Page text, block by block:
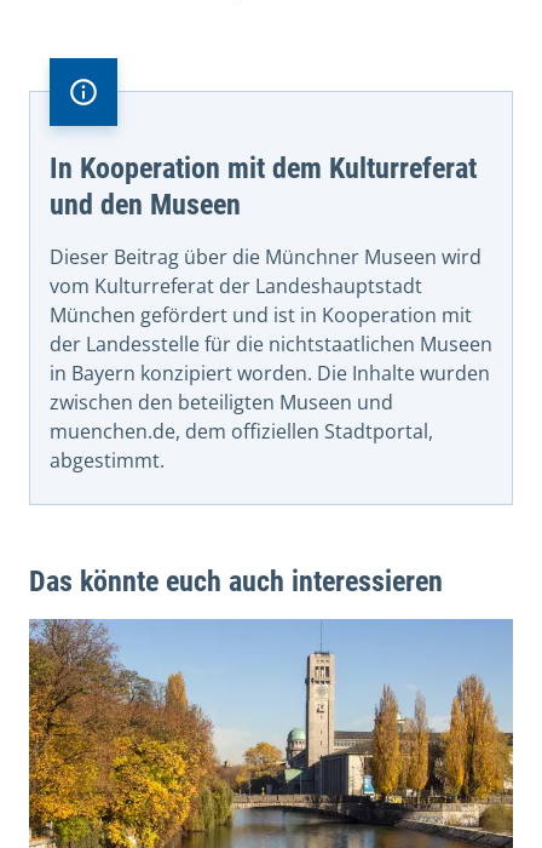
In Kooperation mit dem Kulturreferat
und den Museen
Dieser Beitrag über die Münchner Museen wird
vom Kulturreferat der Landeshauptstadt
München gefördert und ist in Kooperation mit
der Landesstelle für die nichtstaatlichen Museen
in Bayern konzipiert worden. Die Inhalte wurden
zwischen den beteiligten Museen und
muenchen.de, dem offiziellen Stadtportal,
abgestimmt.
Das könnte euch auch interessieren